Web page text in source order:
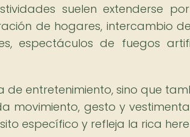
suelen extenderse
de hogares, intercambio
espectáculos de fuegos
de entretenimiento, sino que
movimiento, gesto y
específico y refleja la rica